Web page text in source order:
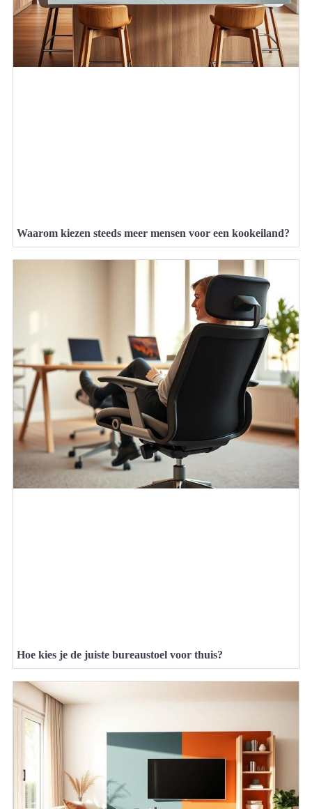
Waarom kiezen steeds meer mensen voor een kookeiland?
Hoe kies je de juiste bureaustoel voor thuis?